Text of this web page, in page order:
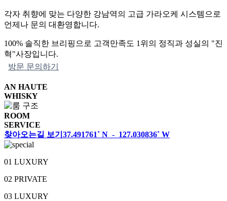
각자 취향에 맞는 다양한 강남역의 고급 가라오케 시스템으로
언제나 문의 대환영합니다.
100% 솔직한 브리핑으로 고객만족도 1위의 정직과 성실의 "진
혁"사장입니다.
방문 문의하기
AN HAUTE
WHISKY
ROOM
SERVICE
찾아오는길 보기 37.491761˚ N - 127.030836˚ W
01 LUXURY
02 PRIVATE
03 LUXURY